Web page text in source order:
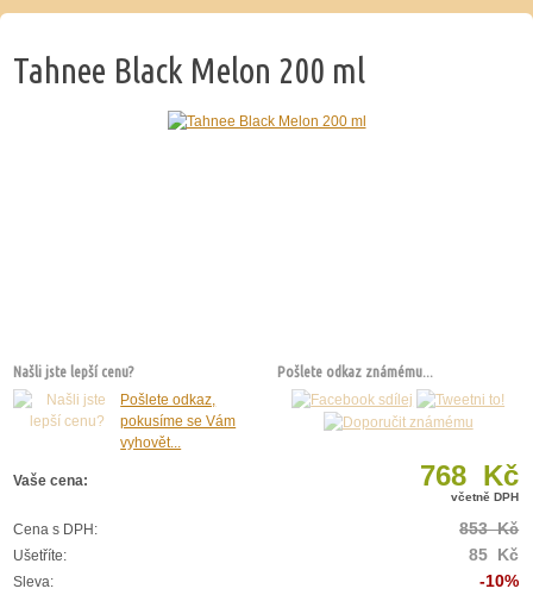
Tahnee Black Melon 200 ml
Našli jste lepší cenu?
Pošlete odkaz,
pokusíme se Vám
vyhovět...
Pošlete odkaz známému...
Vaše cena: 768 Kč
včetně DPH
Cena s DPH: 853 Kč
Ušetříte: 85 Kč
Sleva: -10%